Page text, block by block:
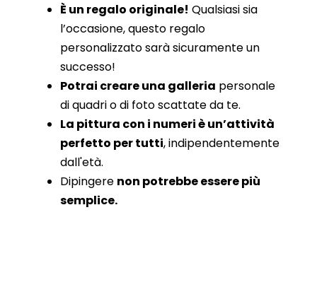
È un regalo originale! Qualsiasi sia
l’occasione, questo regalo
personalizzato sarà sicuramente un
successo!
Potrai creare una galleria personale
di quadri o di foto scattate da te.
La pittura con i numeri è un’attività
perfetto per tutti, indipendentemente
dall'età.
Dipingere non potrebbe essere più
semplice.